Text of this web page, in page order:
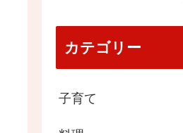
カテゴリー
子育て